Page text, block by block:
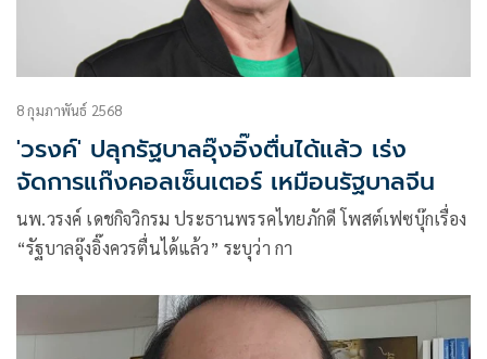
8 กุมภาพันธ์ 2568
'วรงค์' ปลุกรัฐบาลอุ๊งอิ๊งตื่นได้แล้ว เร่ง
จัดการแก๊งคอลเซ็นเตอร์ เหมือนรัฐบาลจีน
นพ.วรงค์ เดชกิจวิกรม ประธานพรรคไทยภักดี โพสต์เฟซบุ๊กเรื่อง
“รัฐบาลอุ๊งอิ๊งควรตื่นได้แล้ว” ระบุว่า กา